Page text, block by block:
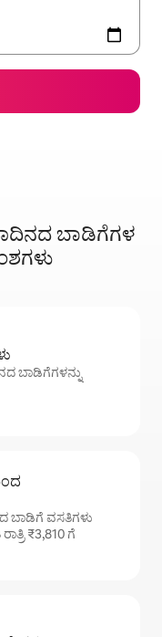
ಬಾಡಿಗೆಗಳ
ಬಾಡಿಗೆಗಳನ್ನು
ಬಾಡಿಗೆ ವಸತಿಗಳು
₹3,810 ಗೆ